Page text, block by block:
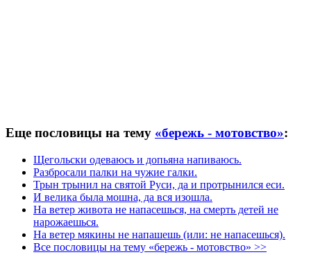
Еще пословицы на тему «бережь - мотовство»:
Щегольски одеваюсь и допьяна напиваюсь.
Разбросали палки на чужие галки.
Трын трынил на святой Руси, да и протрынился еси.
И велика была мошна, да вся изошла.
На ветер живота не напасешься, на смерть детей не
нарожаешься.
На ветер мякины не напашешь (или: не напасешься).
Все пословицы на тему «бережь - мотовство» >>